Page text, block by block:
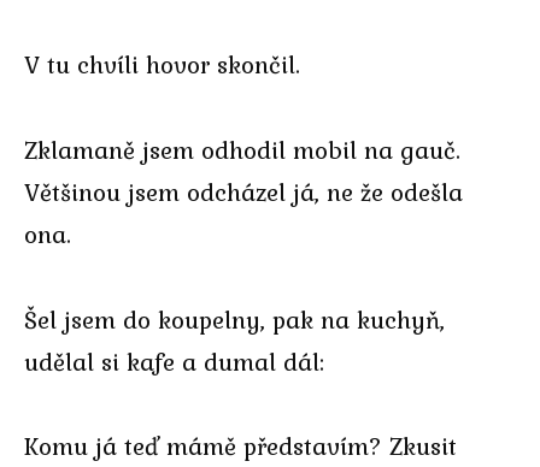
V tu chvíli hovor skončil.
Zklamaně jsem odhodil mobil na gauč.
Většinou jsem odcházel já, ne že odešla
ona.
Šel jsem do koupelny, pak na kuchyň,
udělal si kafe a dumal dál:
Komu já teď mámě představím? Zkusit